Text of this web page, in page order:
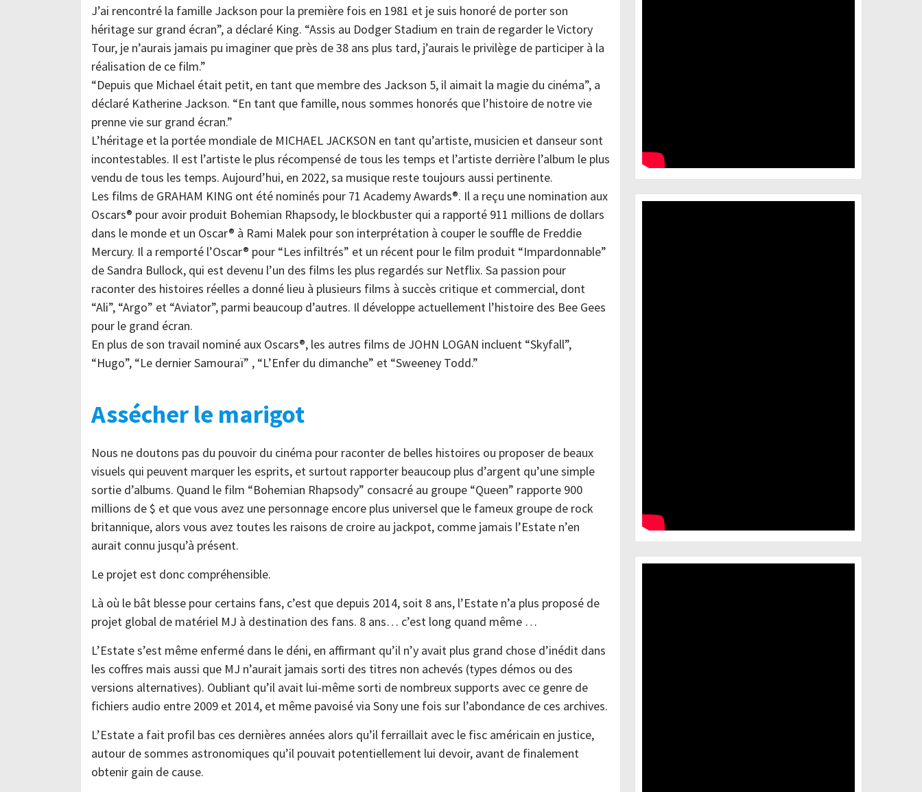
J’ai rencontré la famille Jackson pour la première fois en 1981 et je suis honoré de porter son
héritage sur grand écran”, a déclaré King. “Assis au Dodger Stadium en train de regarder le Victory
Tour, je n’aurais jamais pu imaginer que près de 38 ans plus tard, j’aurais le privilège de participer à la
réalisation de ce film.”
“Depuis que Michael était petit, en tant que membre des Jackson 5, il aimait la magie du cinéma”, a
déclaré Katherine Jackson. “En tant que famille, nous sommes honorés que l’histoire de notre vie
prenne vie sur grand écran.”
L’héritage et la portée mondiale de MICHAEL JACKSON en tant qu’artiste, musicien et danseur sont
incontestables. Il est l’artiste le plus récompensé de tous les temps et l’artiste derrière l’album le plus
vendu de tous les temps. Aujourd’hui, en 2022, sa musique reste toujours aussi pertinente.
Les films de GRAHAM KING ont été nominés pour 71 Academy Awards®. Il a reçu une nomination aux
Oscars® pour avoir produit Bohemian Rhapsody, le blockbuster qui a rapporté 911 millions de dollars
dans le monde et un Oscar® à Rami Malek pour son interprétation à couper le souffle de Freddie
Mercury. Il a remporté l’Oscar® pour “Les infiltrés” et un récent pour le film produit “Impardonnable”
de Sandra Bullock, qui est devenu l’un des films les plus regardés sur Netflix. Sa passion pour
raconter des histoires réelles a donné lieu à plusieurs films à succès critique et commercial, dont
“Ali”, “Argo” et “Aviator”, parmi beaucoup d’autres. Il développe actuellement l’histoire des Bee Gees
pour le grand écran.
En plus de son travail nominé aux Oscars®, les autres films de JOHN LOGAN incluent “Skyfall”,
“Hugo”, “Le dernier Samouraï” , “L’Enfer du dimanche” et “Sweeney Todd.”
Assécher le marigot
Nous ne doutons pas du pouvoir du cinéma pour raconter de belles histoires ou proposer de beaux
visuels qui peuvent marquer les esprits, et surtout rapporter beaucoup plus d’argent qu’une simple
sortie d’albums. Quand le film “Bohemian Rhapsody” consacré au groupe “Queen” rapporte 900
millions de $ et que vous avez une personnage encore plus universel que le fameux groupe de rock
britannique, alors vous avez toutes les raisons de croire au jackpot, comme jamais l’Estate n’en
aurait connu jusqu’à présent.
Le projet est donc compréhensible.
Là où le bât blesse pour certains fans, c’est que depuis 2014, soit 8 ans, l’Estate n’a plus proposé de
projet global de matériel MJ à destination des fans. 8 ans… c’est long quand même …
L’Estate s’est même enfermé dans le déni, en affirmant qu’il n’y avait plus grand chose d’inédit dans
les coffres mais aussi que MJ n’aurait jamais sorti des titres non achevés (types démos ou des
versions alternatives). Oubliant qu’il avait lui-même sorti de nombreux supports avec ce genre de
fichiers audio entre 2009 et 2014, et même pavoisé via Sony une fois sur l’abondance de ces archives.
L’Estate a fait profil bas ces dernières années alors qu’il ferraillait avec le fisc américain en justice,
autour de sommes astronomiques qu’il pouvait potentiellement lui devoir, avant de finalement
obtenir gain de cause.